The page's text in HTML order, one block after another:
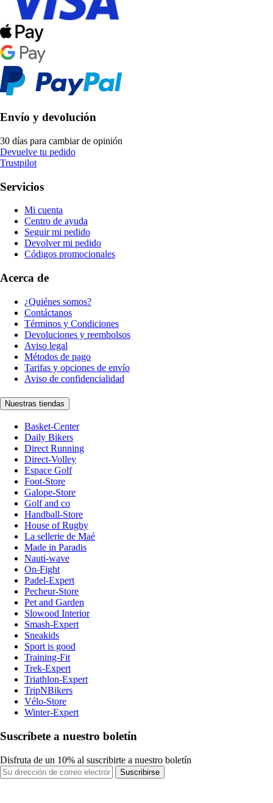
Envío y devolución
30 días para cambiar de opinión
Devuelve tu pedido
Trustpilot
Servicios
Mi cuenta
Centro de ayuda
Seguir mi pedido
Devolver mi pedido
Códigos promocionales
Acerca de
¿Quiénes somos?
Contáctanos
Términos y Condiciones
Devoluciones y reembolsos
Aviso legal
Métodos de pago
Tarifas y opciones de envío
Aviso de confidencialidad
Nuestras tiendas
Basket-Center
Daily Bikers
Direct Running
Direct-Volley
Espace Golf
Foot-Store
Galope-Store
Golf and co
Handball-Store
House of Rugby
La sellerie de Maé
Made in Paradis
Nauti-wave
On-Fight
Padel-Expert
Pecheur-Store
Pet and Garden
Slowood Interior
Smash-Expert
Sneakids
Sport is good
Training-Fit
Trek-Expert
Triathlon-Expert
TripNBikers
Vélo-Store
Winter-Expert
Suscríbete a nuestro boletín
Disfruta de un 10% al suscribirte a nuestro boletín
Suscribirse